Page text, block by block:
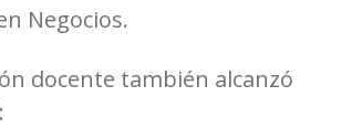
Negocios.
docente también alcanzó